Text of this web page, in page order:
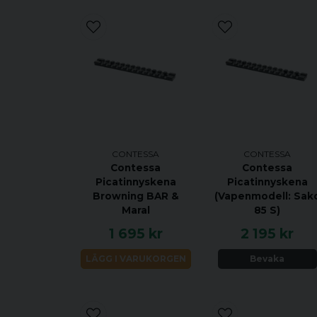
CONTESSA
Contessa
Picatinnyskena
Browning BAR &
Maral
1 695 kr
LÄGG I VARUKORGEN
CONTESSA
Contessa
Picatinnyskena
(Vapenmodell:
85 S)
2 195 kr
Bevaka